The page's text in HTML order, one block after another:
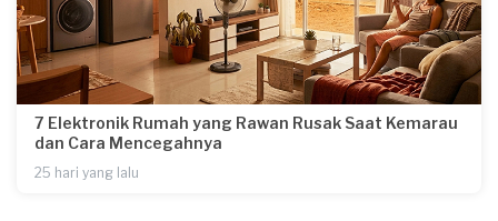
7 Elektronik Rumah yang Rawan Rusak Saat Kemarau
dan Cara Mencegahnya
25 hari yang lalu